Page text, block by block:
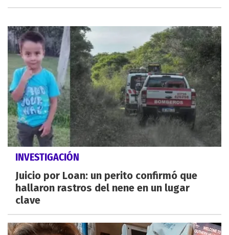
INVESTIGACIÓN
Juicio por Loan: un perito confirmó que
hallaron rastros del nene en un lugar
clave